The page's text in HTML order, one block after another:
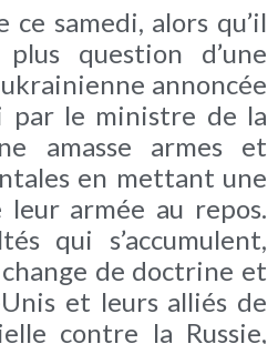
ce samedi, alors qu’il
question d’une
annoncée
par le ministre de la
amasse armes et
en mettant une
armée au repos.
qui s’accumulent,
de doctrine et
et leurs alliés de
contre la Russie,